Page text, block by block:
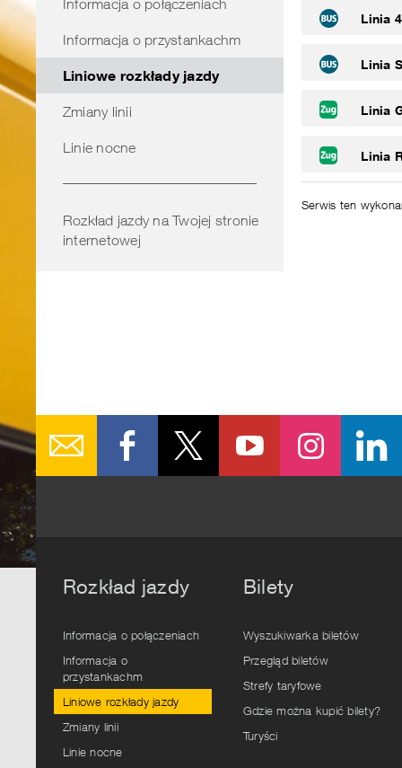
obszarzeInformacja o połączeniach
Informacja o przystankachm
Liniowe rozkłady jazdy
Zmiany linii
Linie nocne
Rozkład jazdy na Twojej stronie
internetowej
Linia
Linia
Linia
Linia
Serwis ten
Rozkład jazdy
Informacja o połączeniach
Informacja o
przystankachm
Liniowe rozkłady jazdy
Zmiany linii
Linie nocne
Bilety
Wyszukiwarka biletów
Przegląd biletów
Strefy taryfowe
Gdzie można kupić bilety?
Turyści